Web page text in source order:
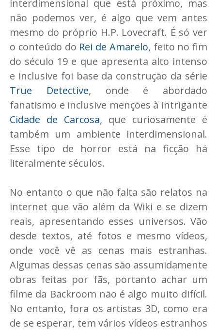
interdimensional que está próximo, mas
não podemos ver, é algo que vem antes
mesmo do próprio H.P. Lovecraft. É só ver
o conteúdo do Rei de Amarelo, feito no fim
do século 19 e que apresenta alto intenso
e inclusive foi base da construção da série
True Detective, onde é abordado
fanatismo e inclusive menções à intrigante
Cidade de Carcosa, que curiosamente é
também um ambiente interdimensional.
Esse tipo de horror está na ficção há
literalmente séculos.
No entanto o que não falta são relatos na
internet que vão além da Wiki e se dizem
reais, apresentando esses universos. Vão
desde textos, até fotos e mesmo vídeos,
onde você vê as cenas mais estranhas.
Algumas dessas cenas são assumidamente
obras feitas por fãs, portanto achar um
filme da Backroom não é algo muito difícil.
No entanto, fora os artistas 3D, como era
de se esperar, tem vários vídeos estranhos